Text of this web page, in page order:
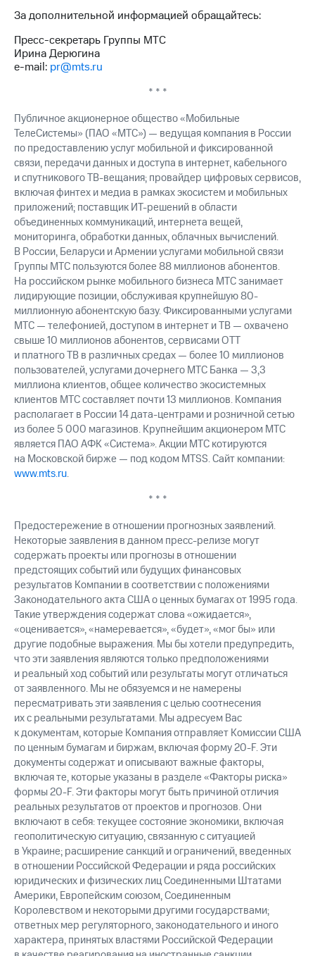
За дополнительной информацией обращайтесь:
Пресс-секретарь Группы МТС
Ирина Дерюгина
e-mail: pr@mts.ru
* * *
Публичное акционерное общество «Мобильные
ТелеСистемы» (ПАО «МТС») — ведущая компания в России
по предоставлению услуг мобильной и фиксированной
связи, передачи данных и доступа в интернет, кабельного
и спутникового ТВ-вещания; провайдер цифровых сервисов,
включая финтех и медиа в рамках экосистем и мобильных
приложений; поставщик ИТ-решений в области
объединенных коммуникаций, интернета вещей,
мониторинга, обработки данных, облачных вычислений.
В России, Беларуси и Армении услугами мобильной связи
Группы МТС пользуются более 88 миллионов абонентов.
На российском рынке мобильного бизнеса МТС занимает
лидирующие позиции, обслуживая крупнейшую 80-
миллионную абонентскую базу. Фиксированными услугами
МТС — телефонией, доступом в интернет и ТВ — охвачено
свыше 10 миллионов абонентов, сервисами OTT
и платного ТВ в различных средах — более 10 миллионов
пользователей, услугами дочернего МТС Банка — 3,3
миллиона клиентов, общее количество экосистемных
клиентов МТС составляет почти 13 миллионов. Компания
располагает в России 14 дата-центрами и розничной сетью
из более 5 000 магазинов. Крупнейшим акционером МТС
является ПАО АФК «Система». Акции МТС котируются
на Московской бирже — под кодом MTSS. Сайт компании:
www.mts.ru.
* * *
Предостережение в отношении прогнозных заявлений.
Некоторые заявления в данном пресс-релизе могут
содержать проекты или прогнозы в отношении
предстоящих событий или будущих финансовых
результатов Компании в соответствии с положениями
Законодательного акта США о ценных бумагах от 1995 года.
Такие утверждения содержат слова «ожидается»,
«оценивается», «намеревается», «будет», «мог бы» или
другие подобные выражения. Мы бы хотели предупредить,
что эти заявления являются только предположениями
и реальный ход событий или результаты могут отличаться
от заявленного. Мы не обязуемся и не намерены
пересматривать эти заявления с целью соотнесения
их с реальными результатами. Мы адресуем Вас
к документам, которые Компания отправляет Комиссии США
по ценным бумагам и биржам, включая форму 20-F. Эти
документы содержат и описывают важные факторы,
включая те, которые указаны в разделе «Факторы риска»
формы 20-F. Эти факторы могут быть причиной отличия
реальных результатов от проектов и прогнозов. Они
включают в себя: текущее состояние экономики, включая
геополитическую ситуацию, связанную с ситуацией
в Украине; расширение санкций и ограничений, введенных
в отношении Российской Федерации и ряда российских
юридических и физических лиц Соединенными Штатами
Америки, Европейским союзом, Соединенным
Королевством и некоторыми другими государствами;
ответных мер регуляторного, законодательного и иного
характера, принятых властями Российской Федерации